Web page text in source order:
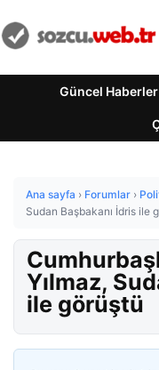
Güncel Haberler
Ana sayfa › Forumlar ›
Sudan Başbakanı İdris ile
Yılmaz,
ile görüştü